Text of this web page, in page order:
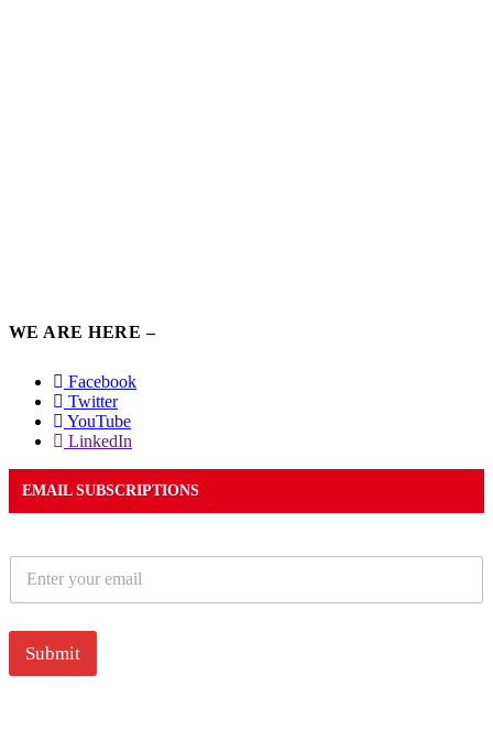
WE ARE HERE –
Facebook
Twitter
YouTube
LinkedIn
EMAIL SUBSCRIPTIONS
a
i
*
Submit